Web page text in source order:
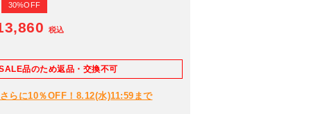
30%OFF
税込
品のため返品・交換不可
らに10％OFF！8.12(水)11:59まで